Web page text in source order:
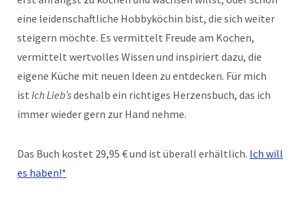
eine leidenschaftliche Hobbyköchin bist, die sich weiter
steigern möchte. Es vermittelt Freude am Kochen,
vermittelt wertvolles Wissen und inspiriert dazu, die
eigene Küche mit neuen Ideen zu entdecken. Für mich
ist Ich Lieb’sdeshalb ein richtiges Herzensbuch, das ich
immer wieder gern zur Hand nehme.
Das Buch kostet 29,95 € und ist überall erhältlich. Ich will
es haben!*